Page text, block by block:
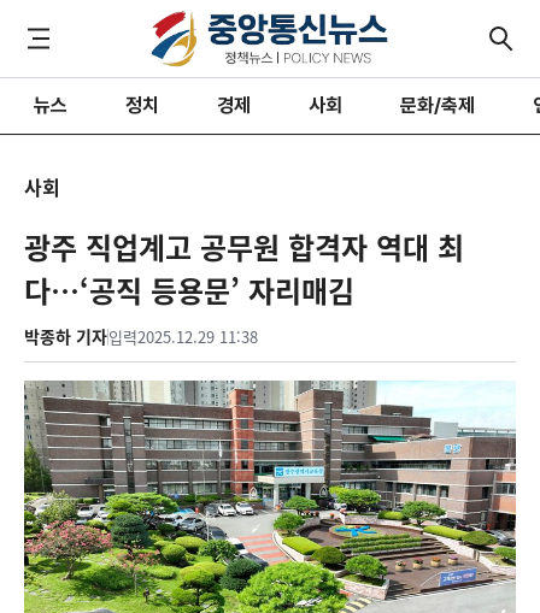
뉴스 정치 경제 사회 문화/축제
사회
광주 직업계고 공무원 합격자 역대 최
다…‘공직 등용문’ 자리매김
박종하 기자입력2025.12.29 11:38